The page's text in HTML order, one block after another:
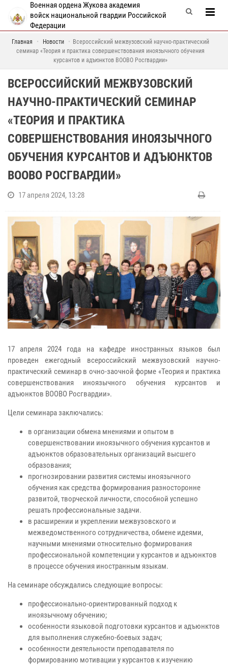
Военная ордена Жукова академия
войск национальной гвардии Российской
Федерации
Главная Новости
Всероссийский межвузовский научно-практический
семинар «Теория и практика совершенствования иноязычного обучения
курсантов и адъюнктов ВООВО Росгвардии»
ВСЕРОССИЙСКИЙ МЕЖВУЗОВСКИЙ
НАУЧНО-ПРАКТИЧЕСКИЙ СЕМИНАР
«ТЕОРИЯ И ПРАКТИКА
СОВЕРШЕНСТВОВАНИЯ ИНОЯЗЫЧНОГО
ОБУЧЕНИЯ КУРСАНТОВ И АДЪЮНКТОВ
ВООВО РОСГВАРДИИ»
17 апреля 2024, 13:28
17 апреля 2024 года на кафедре иностранных языков был
проведен ежегодный всероссийский межвузовский научно-
практический семинар в очно-заочной форме «Теория и практика
совершенствования иноязычного обучения курсантов и
адъюнктов ВООВО Росгвардии».
Цели семинара заключались:
в организации обмена мнениями и опытом в
совершенствовании иноязычного обучения курсантов и
адъюнктов образовательных организаций высшего
образования;
прогнозировании развития системы иноязычного
обучения как средства формирования разносторонне
развитой, творческой личности, способной успешно
решать профессиональные задачи.
в расширении и укреплении межвузовского и
межведомственного сотрудничества, обмене идеями,
научными мнениями относительно формирования
профессиональной компетенции у курсантов и адъюнктов
в процессе обучения иностранным языкам.
На семинаре обсуждались следующие вопросы:
профессионально-ориентированный подход к
иноязычному обучению;
особенности языковой подготовки курсантов и адъюнктов
для выполнения служебно-боевых задач;
особенности деятельности преподавателя по
формированию мотивации у курсантов к изучению